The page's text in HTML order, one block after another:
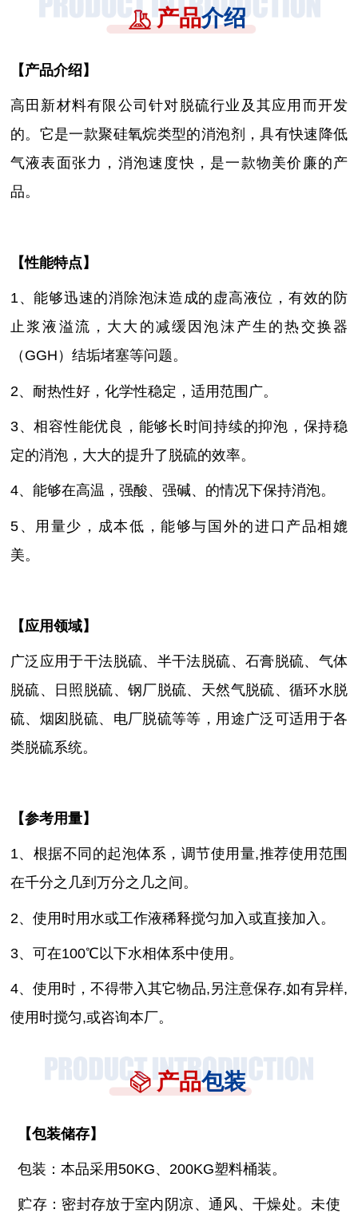
产品介绍
【产品介绍】
高田新材料有限公司针对脱硫行业及其应用而开发
的。它是一款聚硅氧烷类型的消泡剂，具有快速降低
气液表面张力，消泡速度快，是一款物美价廉的产
品。
【性能特点】
1、能够迅速的消除泡沫造成的虚高液位，有效的防
止浆液溢流，大大的减缓因泡沫产生的热交换器
（GGH）结垢堵塞等问题。
2、 耐热性好，化学性稳定， 适用范围广。
3、相容性能优良，能够长时间持续的抑泡，保持稳
定的消泡，大大的提升了脱硫的效率。
4、能够在高温 ， 强酸、 强碱、 的情况下保持消泡。
5、用量少，成本低，能够与国外的进口产品相媲
美。
【应用领域】
广泛应用于干法脱硫、半干法脱硫、石膏脱硫、气体
脱硫、日照脱硫、钢厂脱硫、天然气脱硫、循环水脱
硫、烟囱脱硫、电厂脱硫等等，用途广泛可适用于各
类脱硫系统。
【参考用量】
1、根据不同的起泡体系，调节使用量,推荐使用范围
在千分之几到万分之几之间。
2、使用时用水或工作液稀释搅匀加入或直接加入。
3、可在100℃以下水相体系中使用。
4、使用时，不得带入其它物品,另注意保存,如有异样,
使用时搅匀,或咨询本厂。
产品包装
【包装储存】
包装：本品采用50KG、200KG塑料桶装。
贮存：密封存放于室内阴凉、通风、干燥处。未使